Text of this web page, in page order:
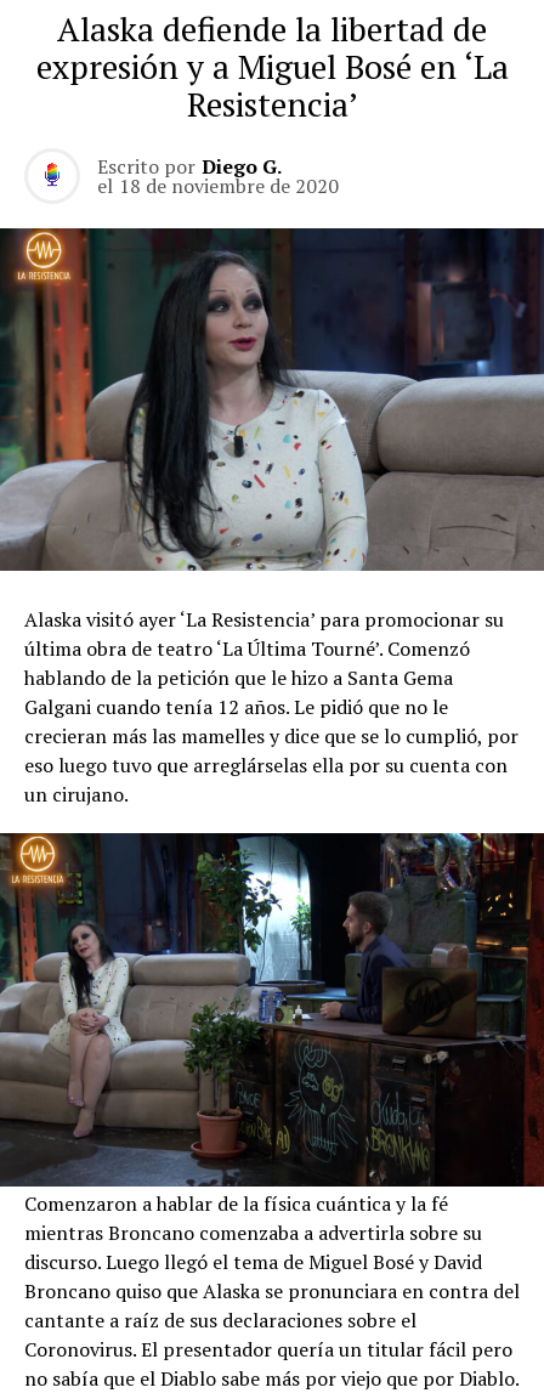
Alaska defiende la libertad de
expresión y a Miguel Bosé en ‘La
Resistencia’
Escrito por Diego G.
el 18 de noviembre de 2020
Alaska visitó ayer ‘La Resistencia’ para promocionar su
última obra de teatro ‘La Última Tourné’. Comenzó
hablando de la petición que le hizo a Santa Gema
Galgani cuando tenía 12 años. Le pidió que no le
crecieran más las mamelles y dice que se lo cumplió, por
eso luego tuvo que arreglárselas ella por su cuenta con
un cirujano.
Comenzaron a hablar de la física cuántica y la fé
mientras Broncano comenzaba a advertirla sobre su
discurso. Luego llegó el tema de Miguel Bosé y David
Broncano quiso que Alaska se pronunciara en contra del
cantante a raíz de sus declaraciones sobre el
Coronovirus. El presentador quería un titular fácil pero
no sabía que el Diablo sabe más por viejo que por Diablo.